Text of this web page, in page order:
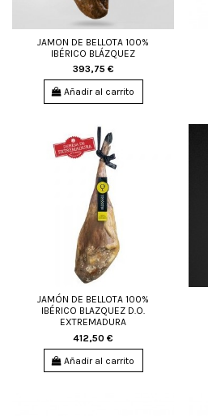
JAMON DE BELLOTA 100%
IBÉRICO BLÁZQUEZ
393,75 €
Añadir al carrito
JAMÓN DE BELLOTA 100%
IBÉRICO BLAZQUEZ D.O.
EXTREMADURA
412,50 €
Añadir al carrito